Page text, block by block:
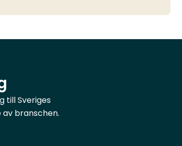
bolaget, och kom ihåg att det bör vara
en buffert – du kan inte bara köpa
och köra igång, du vill ha mycket klart
Håll igen på utgifterna så mycket du
till Sveriges
branschen.